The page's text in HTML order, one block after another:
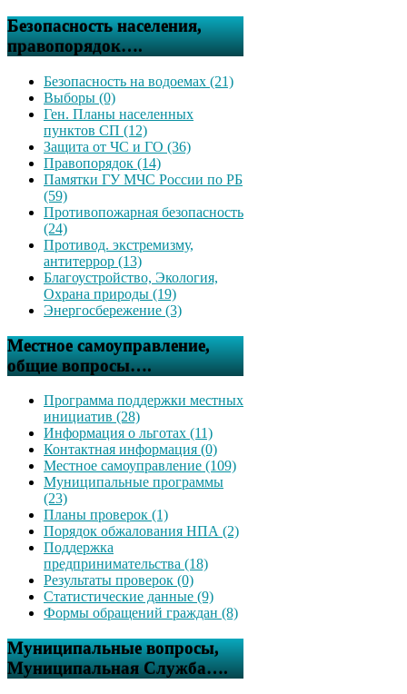
Безопасность населения,
правопорядок….
Безопасность на водоемах (21)
Выборы (0)
Ген. Планы населенных
пунктов СП (12)
Защита от ЧС и ГО (36)
Правопорядок (14)
Памятки ГУ МЧС России по РБ
(59)
Противопожарная безопасность
(24)
Противод. экстремизму,
антитеррор (13)
Благоустройство, Экология,
Охрана природы (19)
Энергосбережение (3)
Местное самоуправление,
общие вопросы….
Программа поддержки местных
инициатив (28)
Информация о льготах (11)
Контактная информация (0)
Местное самоуправление (109)
Муниципальные программы
(23)
Планы проверок (1)
Порядок обжалования НПА (2)
Поддержка
предпринимательства (18)
Результаты проверок (0)
Статистические данные (9)
Формы обращений граждан (8)
Муниципальные вопросы,
Муниципальная Служба….